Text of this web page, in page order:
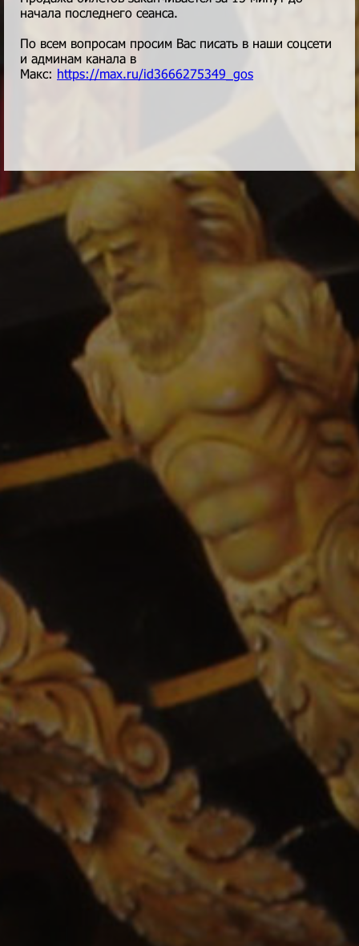
начала последнего сеанса.
По всем вопросам просим Вас писать в наши соцсети
и админам канала в
Макс: https://max.ru/id3666275349_gos